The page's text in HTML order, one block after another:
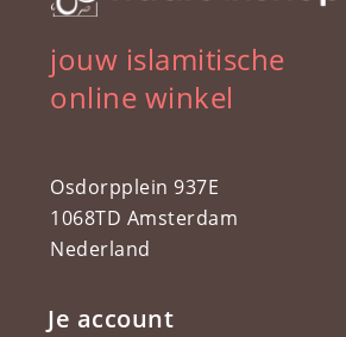
jouw islamitische
online winkel
Osdorpplein 937E
1068TD Amsterdam
Nederland
Je account